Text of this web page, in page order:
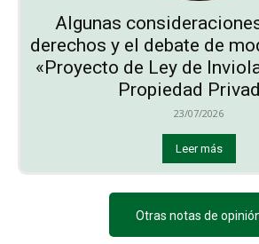
Algunas
derechos y el debate de
«Proyecto de Ley de
Propiedad
23/07/2026
Leer más
Otras notas de